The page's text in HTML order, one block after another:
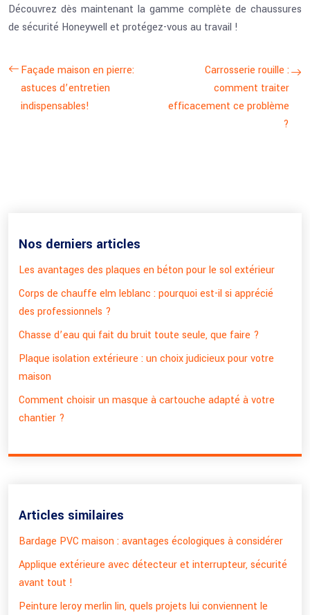
Découvrez dès maintenant la gamme complète de chaussures
de sécurité Honeywell et protégez-vous au travail !
Façade maison en pierre:
astuces d’entretien
indispensables!
Carrosserie rouille :
comment traiter
efficacement ce problème
?
Nos derniers articles
Les avantages des plaques en béton pour le sol extérieur
Corps de chauffe elm leblanc : pourquoi est-il si apprécié
des professionnels ?
Chasse d’eau qui fait du bruit toute seule, que faire ?
Plaque isolation extérieure : un choix judicieux pour votre
maison
Comment choisir un masque à cartouche adapté à votre
chantier ?
Articles similaires
Bardage PVC maison : avantages écologiques à considérer
Applique extérieure avec détecteur et interrupteur, sécurité
avant tout !
Peinture leroy merlin lin, quels projets lui conviennent le